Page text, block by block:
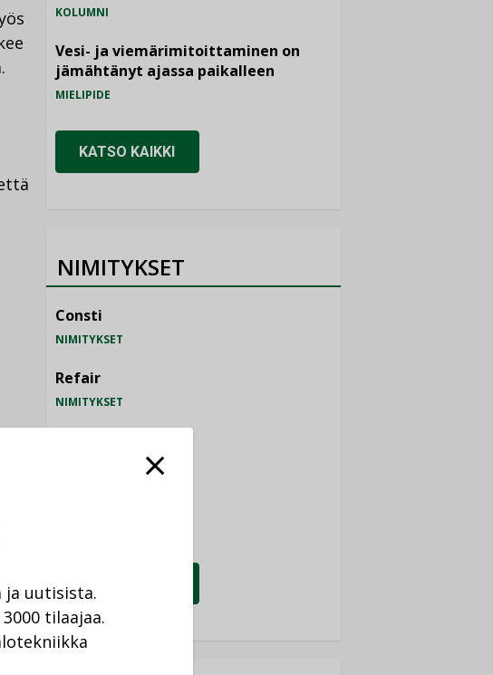
KOLUMNI
Vesi- ja viemärimitoittaminen on
jämähtänyt ajassa paikalleen
MIELIPIDE
KATSO KAIKKI
NIMITYKSET
Consti
NIMITYKSET
Refair
NIMITYKSET
KATSO KAIKKI
ja uutisista.
tilaajaa.